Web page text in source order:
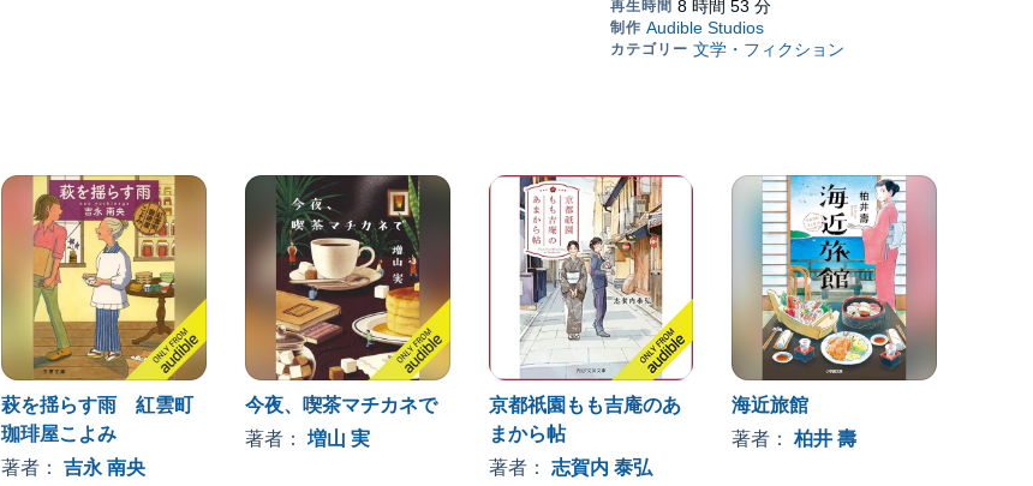
萩を揺らす雨 紅雲町
珈琲屋こよみ
著者：吉永 南央
今夜、喫茶マチカネで
著者： 増山 実
京都祇園もも吉庵のあ
まから帖
著者： 志賀内 泰弘
海近旅館
著者：柏井 壽